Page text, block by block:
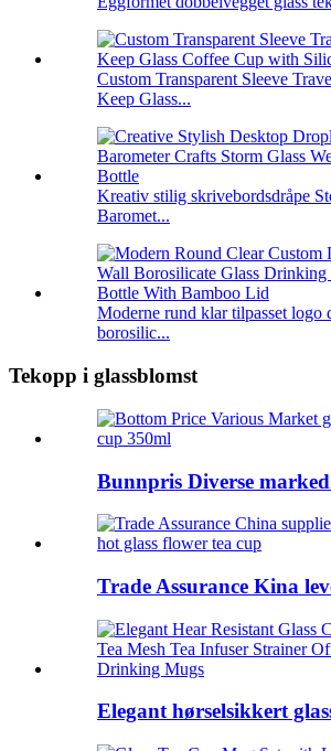
Custom Transparent Sleeve
Keep Glass...
Kreativ stilig skrivebordsdråpe
Baromet...
Moderne rund klar tilpasset logo
borosilic...
Tekopp i glassblomst
Bunnpris Diverse
Trade Assurance Kina
Elegant hørselsikkert